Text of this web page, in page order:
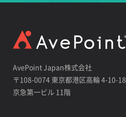
AvePoint Japan株式会社
〒108-0074 東京都港区高輪 4-10-18
京急第一ビル 11階